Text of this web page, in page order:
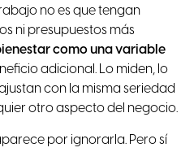
no es que tengan
ni presupuestos más
como una variable
adicional. Lo miden, lo
con la misma seriedad
otro aspecto del negocio.
por ignorarla. Pero sí